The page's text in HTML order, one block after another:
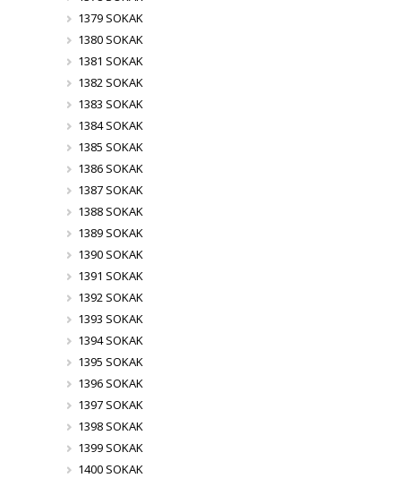
1379 SOKAK
1380 SOKAK
1381 SOKAK
1382 SOKAK
1383 SOKAK
1384 SOKAK
1385 SOKAK
1386 SOKAK
1387 SOKAK
1388 SOKAK
1389 SOKAK
1390 SOKAK
1391 SOKAK
1392 SOKAK
1393 SOKAK
1394 SOKAK
1395 SOKAK
1396 SOKAK
1397 SOKAK
1398 SOKAK
1399 SOKAK
1400 SOKAK